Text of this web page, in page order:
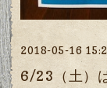
2018-05-16
6/23（土）